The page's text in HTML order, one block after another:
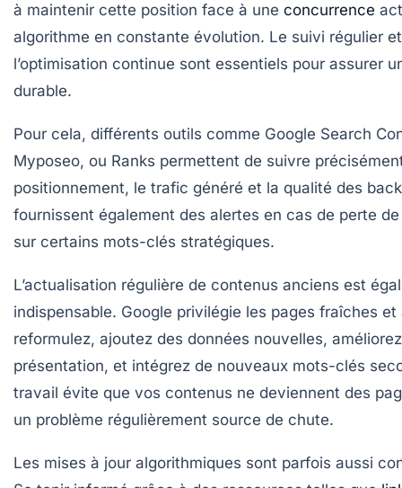
à maintenir cette position face à une concurrence
algorithme en constante évolution. Le suivi régulier et
l’optimisation continue sont essentiels pour assurer
durable.
Pour cela, différents outils comme Google Search
Myposeo, ou Ranks permettent de suivre
positionnement, le trafic généré et la qualité des
fournissent également des alertes en cas de perte
sur certains mots-clés stratégiques.
L’actualisation régulière de contenus anciens est
indispensable. Google privilégie les pages fraîches et
reformulez, ajoutez des données nouvelles,
présentation, et intégrez de nouveaux mots-clés
travail évite que vos contenus ne deviennent des
un problème régulièrement source de chute.
Les mises à jour algorithmiques sont parfois aussi